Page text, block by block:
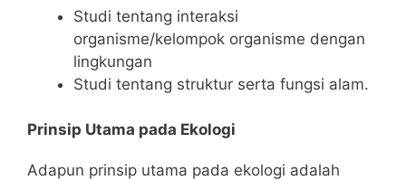
Studi tentang interaksi
organisme/kelompok organisme dengan
lingkungan
Studi tentang struktur serta fungsi alam.
Prinsip Utama pada Ekologi
Adapun prinsip utama pada ekologi adalah